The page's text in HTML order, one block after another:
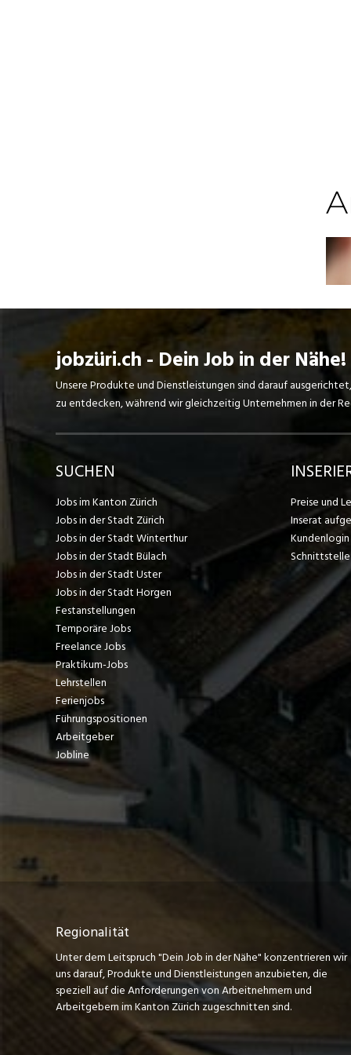
jobzüri.ch - Dein Job in der Nähe!
Unsere Produkte und Dienstleistungen sind darauf
zu entdecken, während wir gleichzeitig Unternehmen in der
SUCHEN
Jobs im Kanton Zürich
Jobs in der Stadt Zürich
Jobs in der Stadt Winterthur
Jobs in der Stadt Bülach
Jobs in der Stadt Uster
Jobs in der Stadt Horgen
Festanstellungen
Temporäre Jobs
Freelance Jobs
Praktikum-Jobs
Lehrstellen
Ferienjobs
Führungspositionen
Arbeitgeber
Jobline
Preise und
Inserat
Kundenlogin
Schnittstelle
Regionalität
Unter dem Leitspruch "Dein Job in der Nähe" konzentrieren wir
uns darauf, Produkte und Dienstleistungen anzubieten, die
speziell auf die Anforderungen von Arbeitnehmern und
Arbeitgebern im Kanton Zürich zugeschnitten sind.